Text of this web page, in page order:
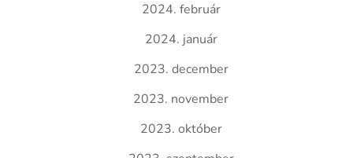
2024. február
2024. január
2023. december
2023. november
2023. október